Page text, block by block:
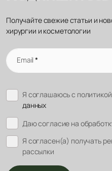
Получайте свежие статьи и
хирургии и косметологии
Email*
Я соглашаюсь с
данных
Даю согласие на
Я согласен(а) получать
рассылки